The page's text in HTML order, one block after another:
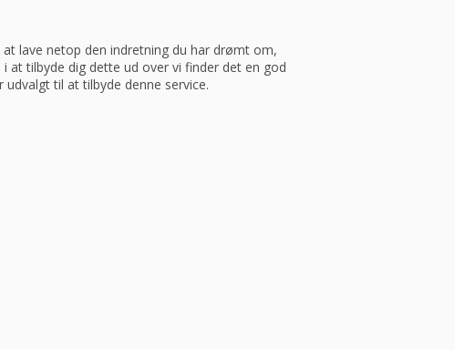
lave netop den indretning du har drømt om,
at tilbyde dig dette ud over vi finder det en god
udvalgt til at tilbyde denne service.